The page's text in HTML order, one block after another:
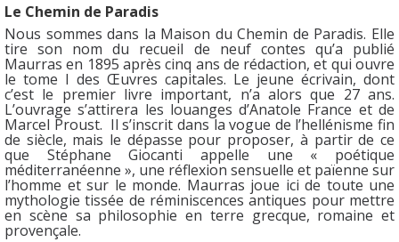
Le Chemin de Paradis
Nous sommes dans la Maison du Chemin de Paradis. Elle
tire son nom du recueil de neuf contes qu’a publié
Maurras en 1895 après cinq ans de rédaction, et qui ouvre
le tome I des Œuvres capitales. Le jeune écrivain, dont
c’est le premier livre important, n’a alors que 27 ans.
L’ouvrage s’attirera les louanges d’Anatole France et de
Marcel Proust. Il s’inscrit dans la vogue de l’hellénisme fin
de siècle, mais le dépasse pour proposer, à partir de ce
que Stéphane Giocanti appelle une « poétique
méditerranéenne », une réflexion sensuelle et païenne sur
l’homme et sur le monde. Maurras joue ici de toute une
mythologie tissée de réminiscences antiques pour mettre
en scène sa philosophie en terre grecque, romaine et
provençale.